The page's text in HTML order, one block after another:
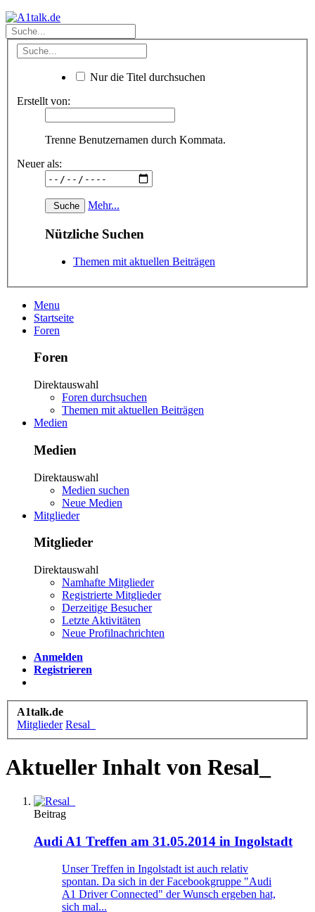
Nur die Titel durchsuchen
Erstellt von:
Trenne Benutzernamen durch Kommata.
Neuer als:
Mehr...
Nützliche Suchen
Themen mit aktuellen Beiträgen
Menu
Startseite
Foren
Foren
Direktauswahl
Foren durchsuchen
Themen mit aktuellen Beiträgen
Medien
Medien
Direktauswahl
Medien suchen
Neue Medien
Mitglieder
Mitglieder
Direktauswahl
Namhafte Mitglieder
Registrierte Mitglieder
Derzeitige Besucher
Letzte Aktivitäten
Neue Profilnachrichten
Anmelden
Registrieren
A1talk.de
Mitglieder Resal_
Aktueller Inhalt von Resal_
Beitrag
Audi A1 Treffen am 31.05.2014 in Ingolstadt
Unser Treffen in Ingolstadt ist auch relativ
spontan. Da sich in der Facebookgruppe "Audi
A1 Driver Connected" der Wunsch ergeben hat,
sich mal...